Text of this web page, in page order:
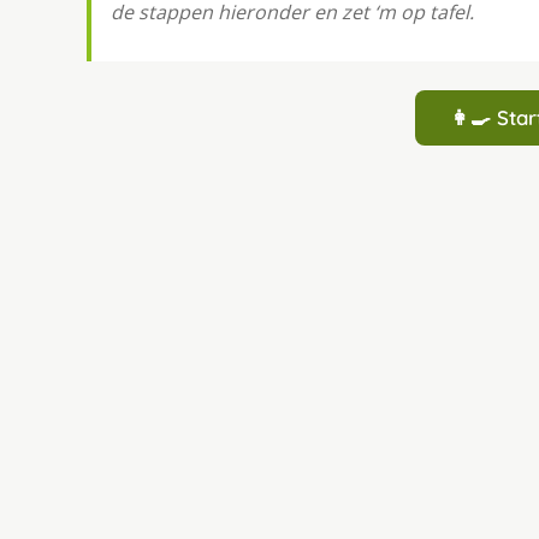
de stappen hieronder en zet ‘m op tafel.
👩‍🍳